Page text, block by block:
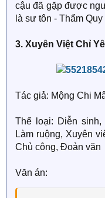
Về sau, Thẩm Quy
cậu đã gặp được
là sư tôn - Thẩm Quy
3. Xuyên Việt Chỉ
Tác giả: Mộng Chi
Thể loại: Diễn
Làm ruộng, Xuyên
Chủ công, Đoản văn
Văn án: